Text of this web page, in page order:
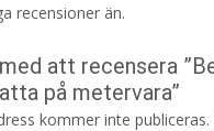
recensioner än.
att recensera
på metervara”
kommer inte publiceras.